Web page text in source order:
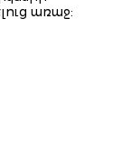
առաջ: